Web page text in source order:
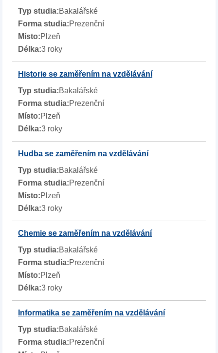
Bakalářské
Prezenční
Plzeň
3 roky
Historie se zaměřením na vzdělávání
Bakalářské
Prezenční
Plzeň
3 roky
Hudba se zaměřením na vzdělávání
Bakalářské
Prezenční
Plzeň
3 roky
Chemie se zaměřením na vzdělávání
Bakalářské
Prezenční
Plzeň
3 roky
Informatika se zaměřením na vzdělávání
Bakalářské
Prezenční